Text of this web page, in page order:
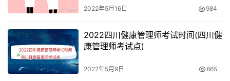
健康管理师证书补贴怎么领
需要成绩合格者到社保所在地人社局服务大厅综合业务办理
窗口办理。
申请人通过互联网或街道（乡镇）社保所提交申请，申请信
2022年5月16日 984
2022四川健康管理师考试时间(四川健
康管理师考试点)
2022年5月9日 865